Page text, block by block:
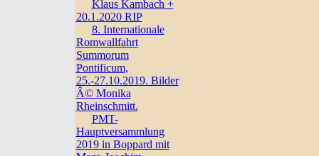
Klaus Kambach +
20.1.2020 RIP
8. Internationale
Romwallfahrt
Summorum
Pontificum,
25.-27.10.2019. Bilder
Â© Monika
Rheinschmitt.
PMT-
Hauptversammlung
2019 in Boppard mit